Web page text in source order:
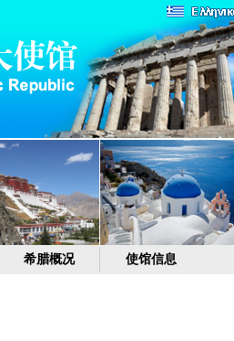
希腊概况 使馆信息